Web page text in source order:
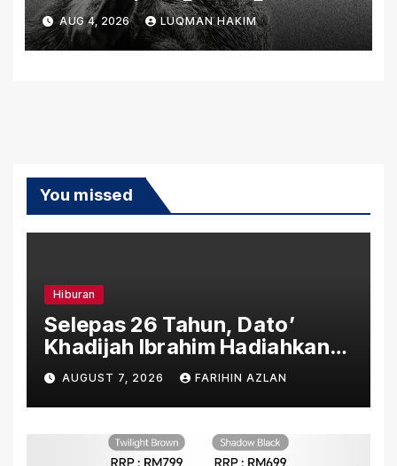
Bersama Ikon Rap Thailand
F.Hero.
AUG 4, 2026 LUQMAN HAKIM
You missed
Hiburan
Selepas 26 Tahun, Dato’
Khadijah Ibrahim Hadiahkan
“Ibu Doa” sebagai Karya
Penuh Makna
AUGUST 7, 2026 FARIHIN AZLAN